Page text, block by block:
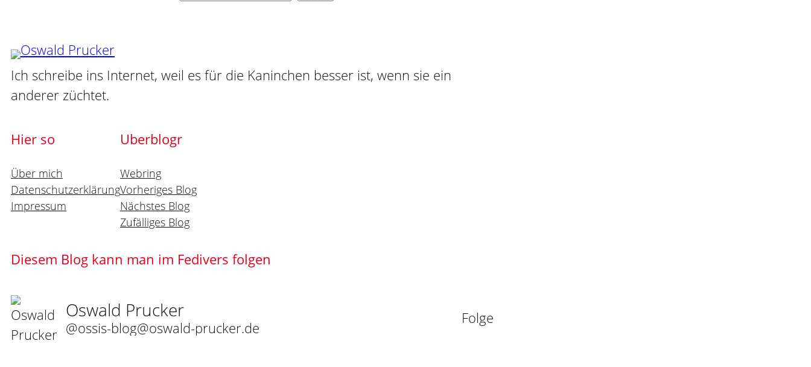
Ich schreibe ins Internet, weil es für die Kaninchen besser ist, wenn sie ein
anderer züchtet.
Hier so
Über mich
Datenschutzerklärung
Impressum
Uberblogr
Webring
Vorheriges Blog
Nächstes Blog
Zufälliges Blog
Diesem Blog kann man im Fedivers folgen
Oswald Prucker
@ossis-blog@oswald-prucker.de
Folge